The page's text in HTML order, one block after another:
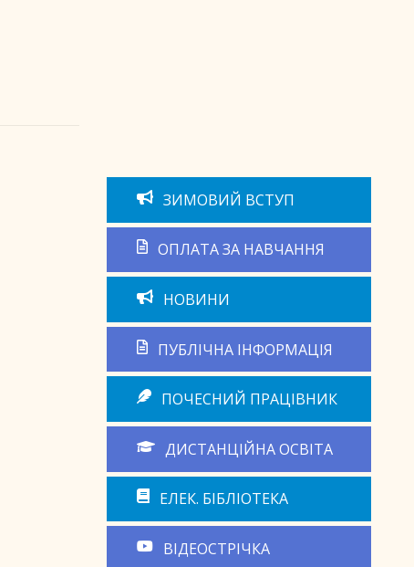
ЗИМОВИЙ ВСТУП
ОПЛАТА ЗА НАВЧАННЯ
НОВИНИ
ПУБЛІЧНА ІНФОРМАЦІЯ
ПОЧЕСНИЙ ПРАЦІВНИК
ДИСТАНЦІЙНА ОСВІТА
ЕЛЕК. БІБЛІОТЕКА
ВІДЕОСТРІЧКА